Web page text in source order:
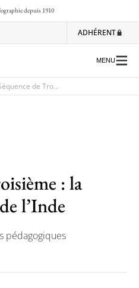
depuis 1910
ADHÉRENT
et motions
de l’APHG
la presse
MENU
de Tro...
: la
l’Inde
pédagogiques